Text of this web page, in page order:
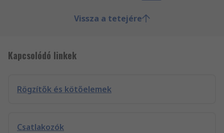
Vissza a tetejére
Kapcsolódó linkek
Rögzítők és kötőelemek
Csatlakozók